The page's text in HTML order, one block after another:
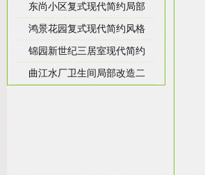
东尚小区复式现代简约局部
鸿景花园复式现代简约风格
锦园新世纪三居室现代简约
曲江水厂卫生间局部改造二